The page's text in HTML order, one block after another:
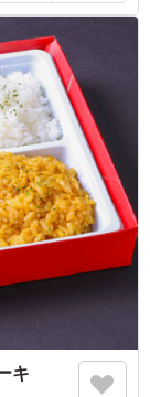
たです。
キ